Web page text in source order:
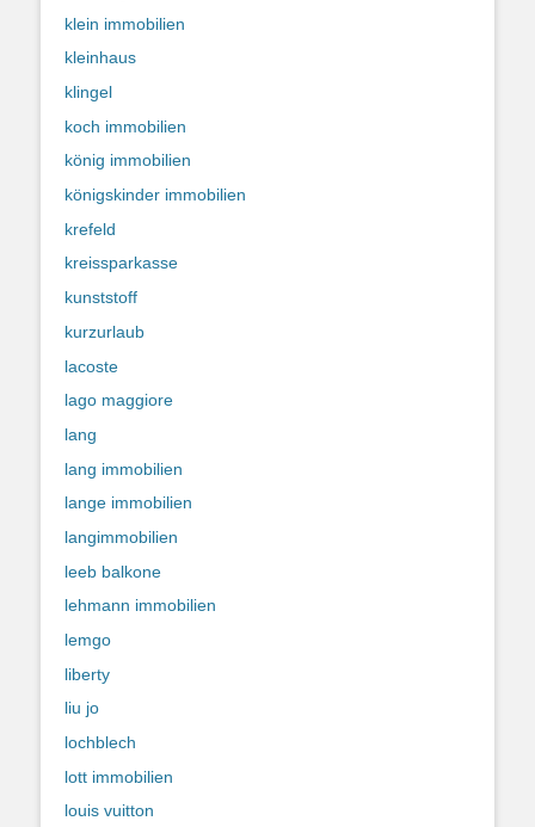
klein immobilien
kleinhaus
klingel
koch immobilien
könig immobilien
königskinder immobilien
krefeld
kreissparkasse
kunststoff
kurzurlaub
lacoste
lago maggiore
lang
lang immobilien
lange immobilien
langimmobilien
leeb balkone
lehmann immobilien
lemgo
liberty
liu jo
lochblech
lott immobilien
louis vuitton